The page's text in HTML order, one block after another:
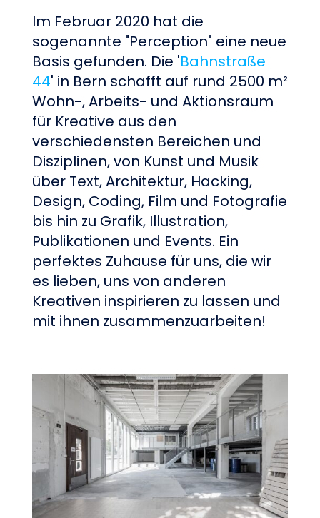
Im Februar 2020 hat die
sogenannte "Perception" eine neue
Basis gefunden. Die 'Bahnstraße
44' in Bern schafft auf rund 2500 m²
Wohn-, Arbeits- und Aktionsraum
für Kreative aus den
verschiedensten Bereichen und
Disziplinen, von Kunst und Musik
über Text, Architektur, Hacking,
Design, Coding, Film und Fotografie
bis hin zu Grafik, Illustration,
Publikationen und Events. Ein
perfektes Zuhause für uns, die wir
es lieben, uns von anderen
Kreativen inspirieren zu lassen und
mit ihnen zusammenzuarbeiten!